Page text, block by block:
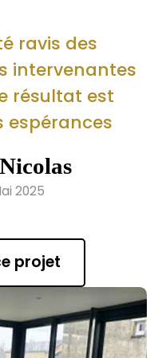
ravis des
intervenantes
résultat est
espérances
2025
projet